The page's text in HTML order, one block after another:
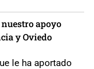
apoyo
y Oviedo
le ha aportado